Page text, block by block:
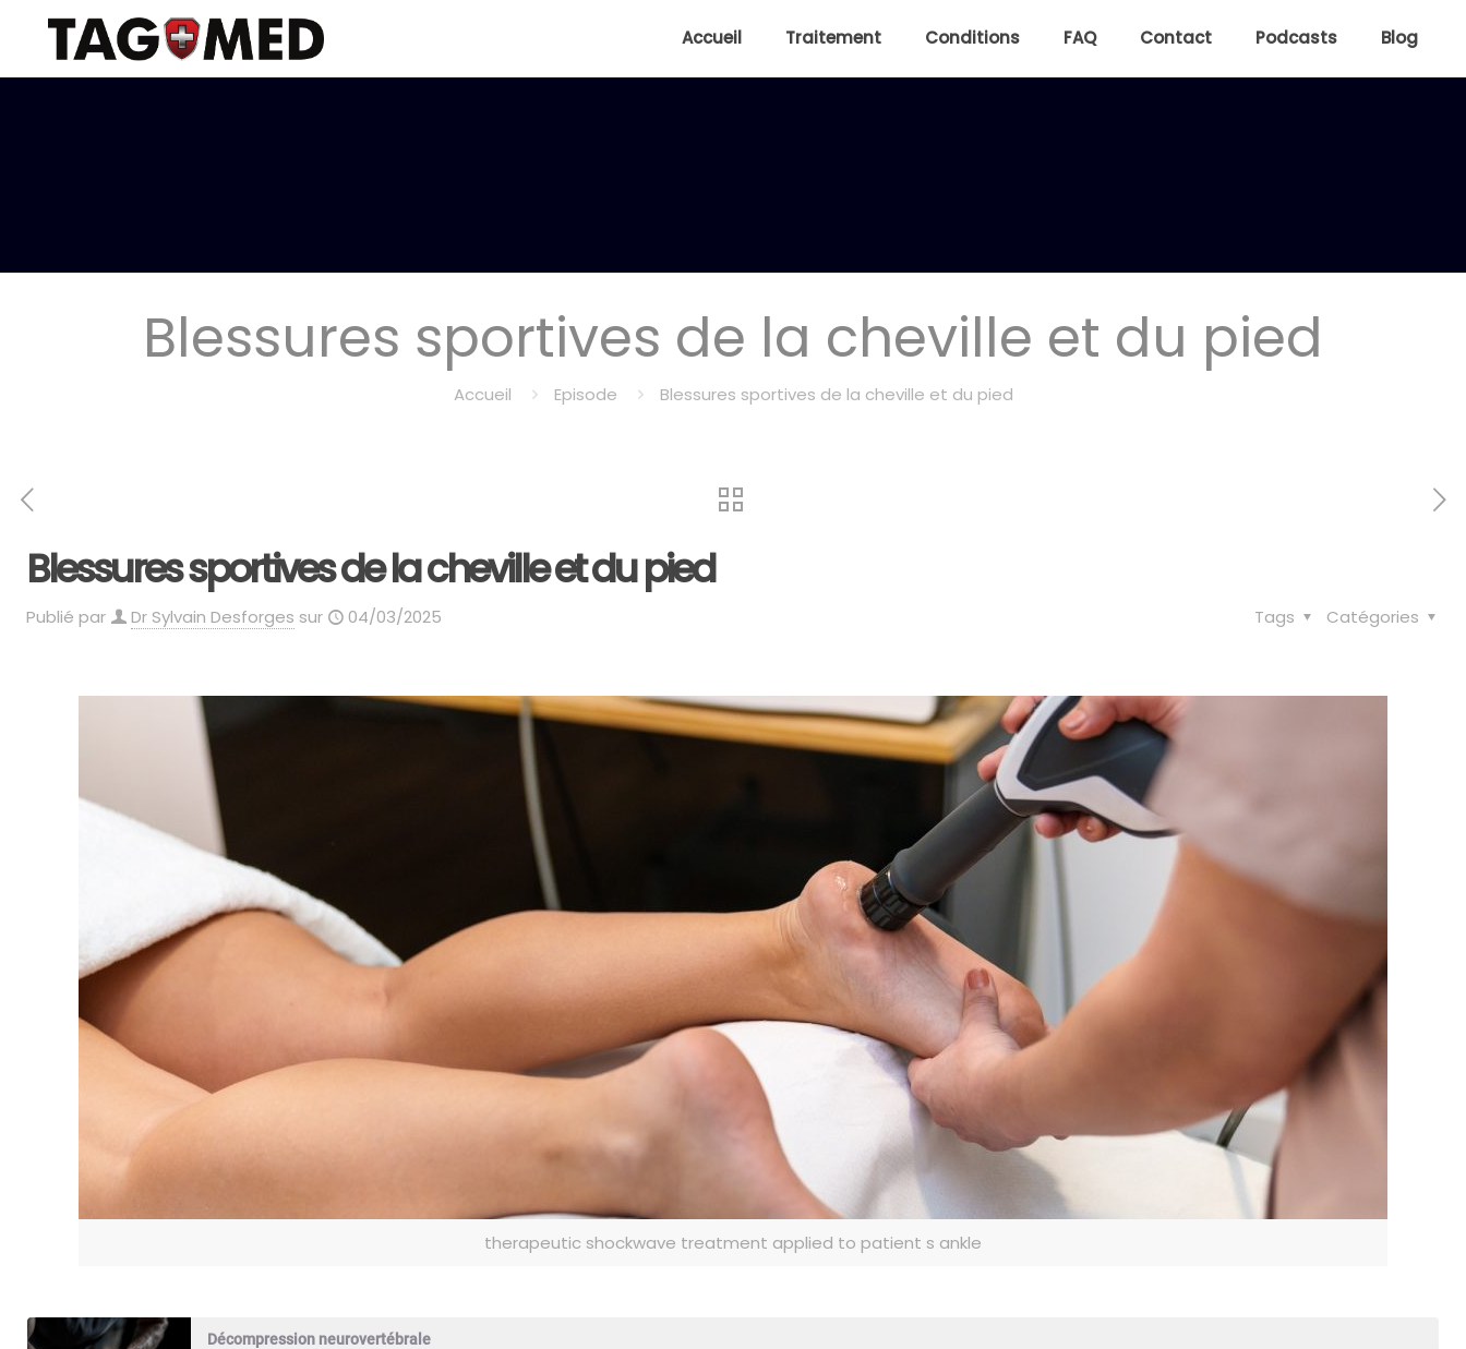
Accueil Traitement Conditions FAQ Contact Podcasts Blog
Blessures sportives de la cheville et du pied
Accueil Episode Blessures sportives de la cheville et du pied
Blessures sportives de la cheville et du pied
Publié par Dr Sylvain Desforges sur 04/03/2025 Catégories
Tags
therapeutic shockwave treatment applied to patient s ankle
Décompression neurovertébrale